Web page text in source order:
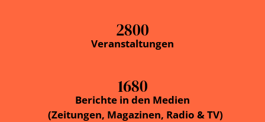
2800
Veranstaltungen
1680
Berichte in den Medien
(Zeitungen, Magazinen, Radio & TV)